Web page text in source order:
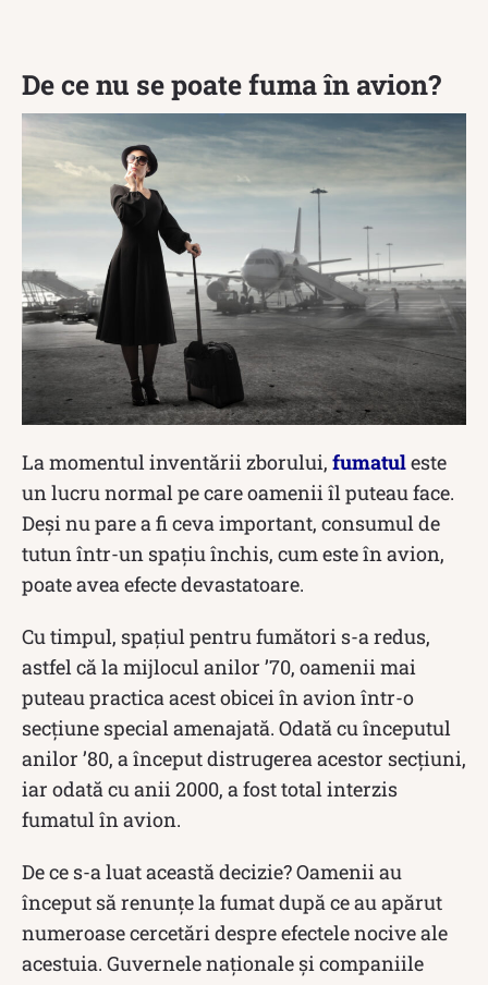
De ce nu se poate fuma în avion?
La momentul inventării zborului, fumatuleste
un lucru normal pe care oamenii îl puteau face.
Deși nu pare a fi ceva important, consumul de
tutun într-un spațiu închis, cum este în avion,
poate avea efecte devastatoare.
Cu timpul, spațiul pentru fumători s-a redus,
astfel că la mijlocul anilor ’70, oamenii mai
puteau practica acest obicei în avion într-o
secțiune special amenajată. Odată cu începutul
anilor ’80, a început distrugerea acestor secțiuni,
iar odată cu anii 2000, a fost total interzis
fumatul în avion.
De ce s-a luat această decizie? Oamenii au
început să renunțe la fumat după ce au apărut
numeroase cercetări despre efectele nocive ale
acestuia. Guvernele naționale și companiile